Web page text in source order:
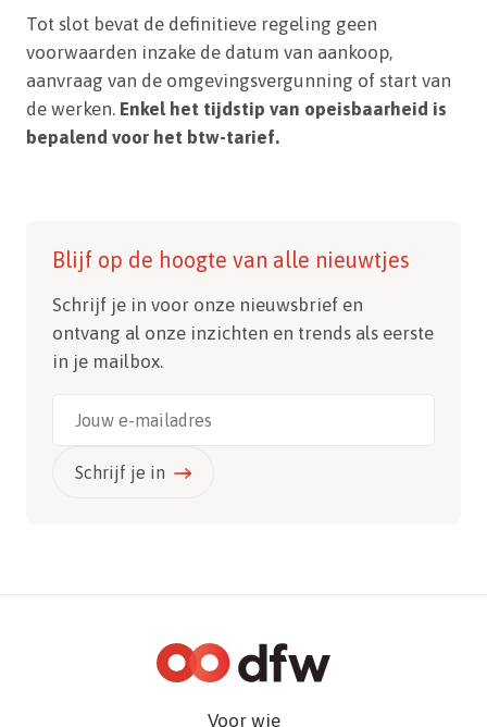
Tot slot bevat de definitieve regeling geen
voorwaarden inzake de datum van aankoop,
aanvraag van de omgevingsvergunning of start van
de werken. Enkel het tijdstip van opeisbaarheid is
bepalend voor het btw-tarief.
Blijf op de hoogte van alle nieuwtjes
Schrijf je in voor onze nieuwsbrief en
ontvang al onze inzichten en trends als eerste
in je mailbox.
Schrijf je in
Voor wie